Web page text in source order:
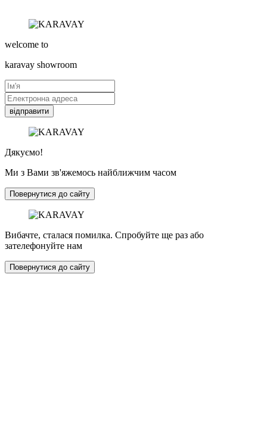
welcome to
karavay showroom
відправити
Дякуємо!
Ми з Вами зв'яжемось найближчим часом
Повернутися до сайту
Вибачте, сталася помилка. Спробуйте ще раз або
зателефонуйте нам
Повернутися до сайту